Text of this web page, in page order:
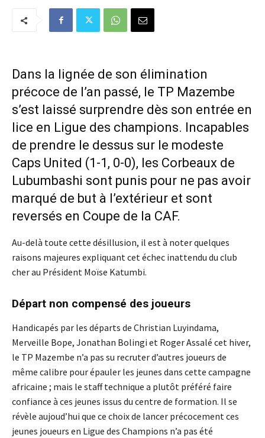
Dans la lignée de son élimination
précoce de l’an passé, le TP Mazembe
s’est laissé surprendre dès son entrée en
lice en Ligue des champions. Incapables
de prendre le dessus sur le modeste
Caps United (1-1, 0-0), les Corbeaux de
Lubumbashi sont punis pour ne pas avoir
marqué de but à l’extérieur et sont
reversés en Coupe de la CAF.
Au-delà toute cette désillusion, il est à noter quelques
raisons majeures expliquant cet échec inattendu du club
cher au Président Moïse Katumbi.
Départ non compensé des joueurs
Handicapés par les départs de Christian Luyindama,
Merveille Bope, Jonathan Bolingi et Roger Assalé cet hiver,
le TP Mazembe n’a pas su recruter d’autres joueurs de
même calibre pour épauler les jeunes dans cette campagne
africaine ; mais le staff technique a plutôt préféré faire
confiance à ces jeunes issus du centre de formation. Il se
révèle aujoud’hui que ce choix de lancer précocement ces
jeunes joueurs en Ligue des Champions n’a pas été